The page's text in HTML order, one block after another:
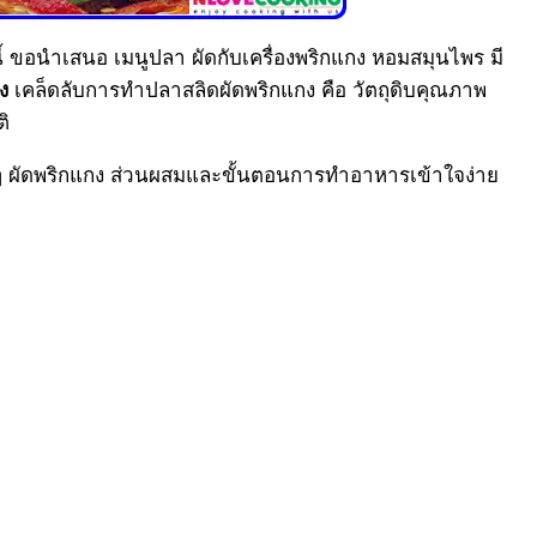
อนำเสนอ เมนูปลา ผัดกับเครื่องพริกแกง หอมสมุนไพร มี
เคล็ดลับการทำปลาสลิดผัดพริกแกง คือ วัตถุดิบคุณภาพ
ดพริกแกง ส่วนผสมและขั้นตอนการทำอาหารเข้าใจง่าย